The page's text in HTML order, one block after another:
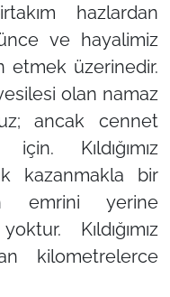
hazlardan
ve hayalimiz
etmek üzerinedir.
olan namaz
ancak cennet
Kıldığımız
kazanmakla bir
emrini yerine
Kıldığımız
kilometrelerce